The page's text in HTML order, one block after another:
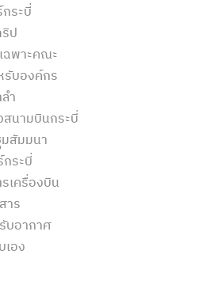
ระบี่
ป
พาะคณะ
บองค์กร
ำ
นามบินกระบี่
สัมมนา
ระบี่
เครื่องบิน
าร
บอากาศ
เอง